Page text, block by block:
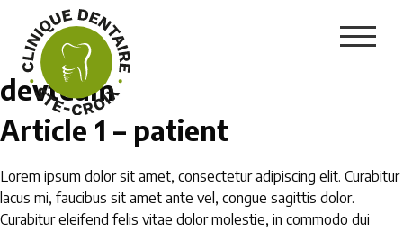
devteam
Article 1 – patient
Lorem ipsum dolor sit amet, consectetur adipiscing elit. Curabitur
lacus mi, faucibus sit amet ante vel, congue sagittis dolor.
Curabitur eleifend felis vitae dolor molestie, in commodo dui